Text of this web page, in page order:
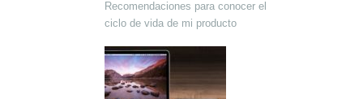
Recomendaciones para conocer el
ciclo de vida de mi producto